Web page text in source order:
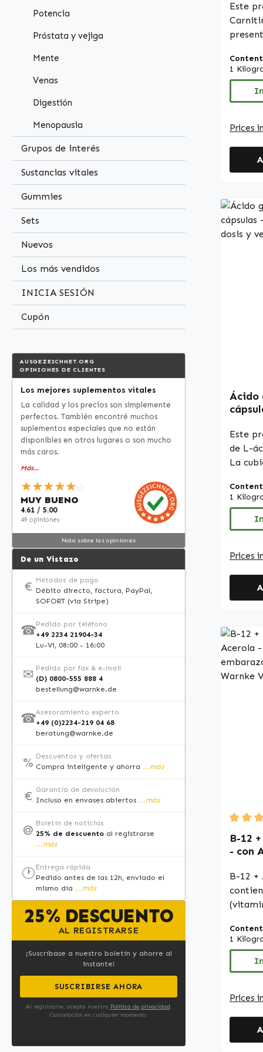
Potencia
Próstata y vejiga
Mente
Venas
Digestión
Menopausia
Grupos de interés
Sustancias vitales
Gummies
Sets
Nuevos
Los más vendidos
INICIA SESIÓN
Cupón
AUSGEZEICHNET.ORG
OPINIONES DE CLIENTES
Los mejores suplementos vitales
La calidad y los precios son simplemente
perfectos. También encontré muchos
suplementos especiales que no están
disponibles en otros lugares o son mucho
más caros.
Más...
★★★★★☆
MUY BUENO
4.61 / 5.00
49 opiniones
Nota sobre las opiniones
De un Vistazo
€ Métodos de pago
Débito directo, factura, PayPal,
SOFORT (via Stripe)
☎Pedido por teléfono
+49 2234 21904-34
Lu-Vi, 08:00 - 16:00
✉ Pedido por fax & e-mail
(D) 0800-555 888 4
bestellung@warnke.de
☎Asesoramiento experto
+49 (0)2234-219 04 68
beratung@warnke.de
% Descuentos y ofertas
Compra inteligente y ahorra ...más
€ Garantía de devolución
Incluso en envases abiertos ...más
@ Boletín de noticias
25% de descuento al registrarse
...más
🕐 Entrega rápida
Pedido antes de las 12h, enviado el
mismo día ...más
25% DESCUENTO
AL REGISTRARSE
¡Suscríbase a nuestro boletín y ahorre al
instante!
SUSCRIBIRSE AHORA
Al registrarse, acepta nuestra Política de privacidad.
Cancelación en cualquier momento.
Este
una
como
Las
y son
de los
o sitios
de
1
Prices
Ácido
Este
de L-
La
agente de
diaria.
regular. Warnke
Made in
•
no
de los
o sitios
de
1
Prices
B-12
- con
más |
B-12 +
aroma
1
Prices